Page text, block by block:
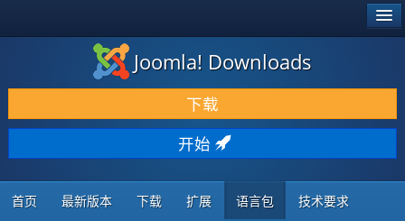
下载 & 扩展
发现 & 学习
社区 & 支持
开发者资源
Joomla! Downloads
下载
开始
首页 最新版本 下载 扩展 语言包 技术要求